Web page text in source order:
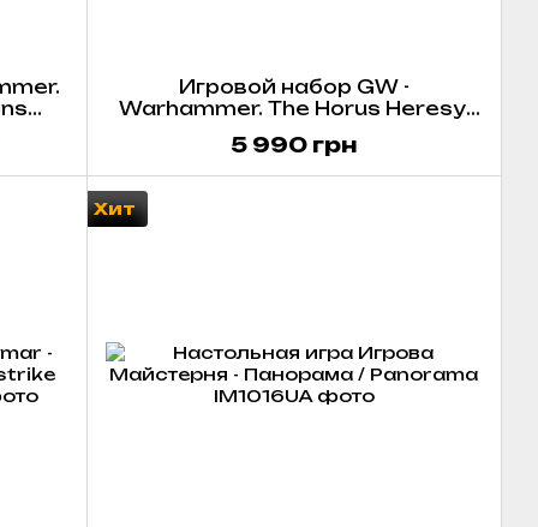
Игровой набор GW -
Warhammer. The Horus Heresy.
Battle Group
5 990 грн
Хит